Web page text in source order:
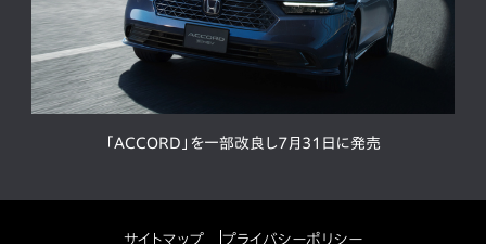
「ACCORD」を一部改良し7月31日に発売
サイトマップ プライバシーポリシー